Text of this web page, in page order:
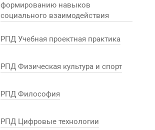
формированию навыков
социального взаимодействия
РПД Учебная проектная практика
РПД Физическая культура и спорт
РПД Философия
РПД Цифровые технологии